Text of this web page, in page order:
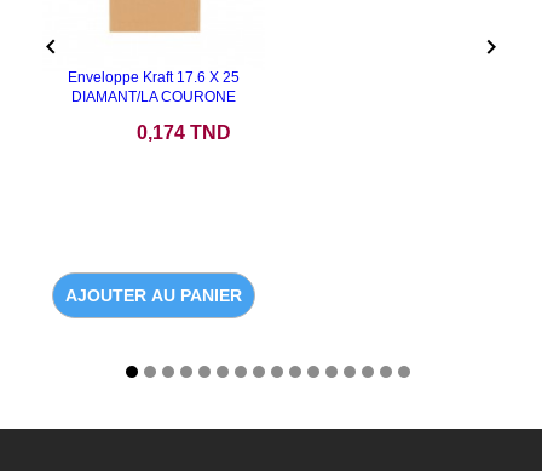
Enveloppe Kraft 17.6 X 25
DIAMANT/LA COURONE
0,174 TND
AJOUTER AU PANIER
 